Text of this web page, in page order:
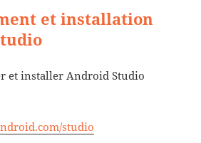
et installation
et installer Android Studio
studio